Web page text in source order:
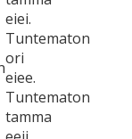
eiei.
Tuntematon
ori
eiee.
Tuntematon
tamma